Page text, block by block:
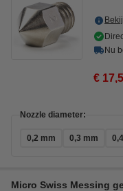
Nu
€
Nozzle diameter:
0,2 mm 0,3 mm
Micro Swiss Messing